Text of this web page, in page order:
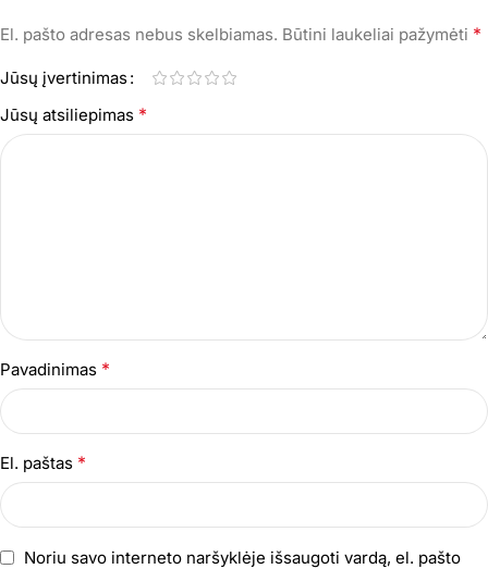
El. pašto adresas nebus skelbiamas. Būtini laukeliai pažymėti *
Jūsų įvertinimas
Jūsų atsiliepimas *
Pavadinimas *
El. paštas *
Noriu savo interneto naršyklėje išsaugoti vardą, el. pašto